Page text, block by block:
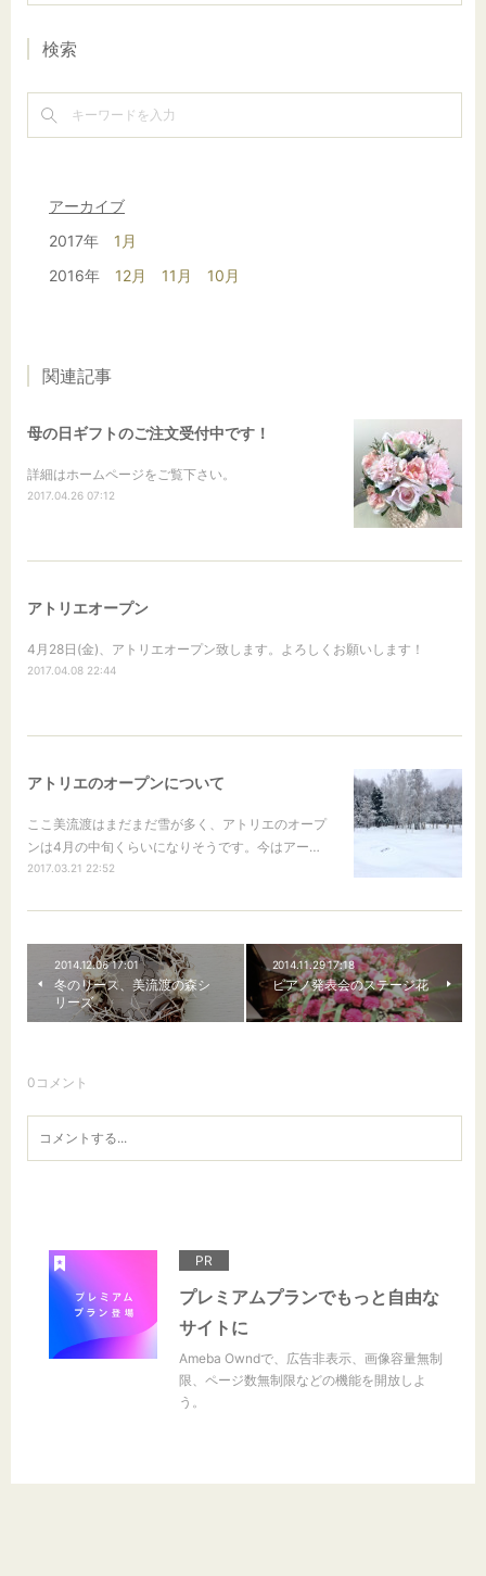
検索
アーカイブ
2017年 1月
2016年 12月 11月 10月
関連記事
母の日ギフトのご注文受付中です！
詳細はホームページをご覧下さい。
2017.04.26 07:12
アトリエオープン
4月28日(金)、アトリエオープン致します。よろしくお願いします！
2017.04.08 22:44
アトリエのオープンについて
ここ美流渡はまだまだ雪が多く、アトリエのオープ
ンは4月の中旬くらいになりそうです。今はアー…
2017.03.21 22:52
2014.12.06 17:01
冬のリース、美流渡の森シ
リーズ
2014.11.29 17:18
ピアノ発表会のステージ花
0 コメント
PR
プレミアムプランでもっと自由な
サイトに
Ameba Owndで、広告非表示、画像容量無制
限、ページ数無制限などの機能を開放しよ
う。